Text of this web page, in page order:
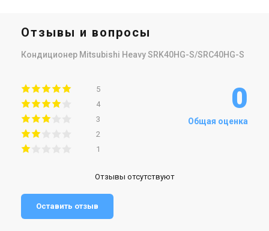
Отзывы и вопросы
Кондиционер Mitsubishi Heavy SRK40HG-S/SRC40HG-S
5
4
3
2
1
0
Общая оценка
Отзывы отсутствуют
Оставить отзыв